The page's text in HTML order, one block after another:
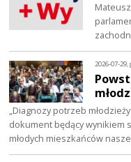
2026-07-
„Diagnozy potrzeb
dokument będący wynikiem
młodych mieszkańców